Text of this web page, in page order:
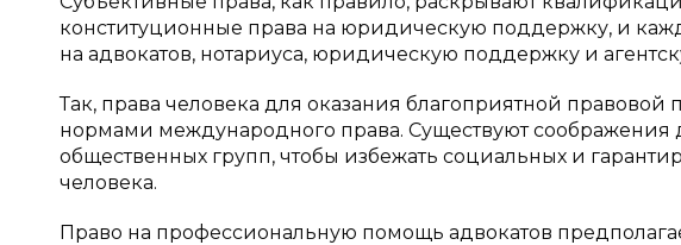
конституционные права на юридическую поддержку, и
на адвокатов, нотариуса, юридическую поддержку и
Так, права человека для оказания благоприятной
нормами международного права. Существуют соображения
общественных групп, чтобы избежать социальных и
человека.
Право на профессиональную помощь адвокатов